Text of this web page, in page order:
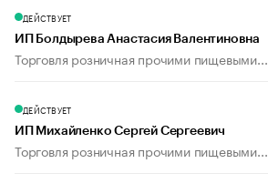
ДЕЙСТВУЕТ
ИП Болдырева Анастасия Валентиновна
Торговля розничная прочими пищевыми...
ДЕЙСТВУЕТ
ИП Михайленко Сергей Сергеевич
Торговля розничная прочими пищевыми...